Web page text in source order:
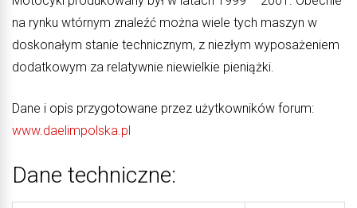
na rynku wtórnym znaleźć można wiele tych maszyn w
doskonałym stanie technicznym, z niezłym wyposażeniem
dodatkowym za relatywnie niewielkie pieniążki.
Dane i opis przygotowane przez użytkowników forum:
www.daelimpolska.pl
Dane techniczne: